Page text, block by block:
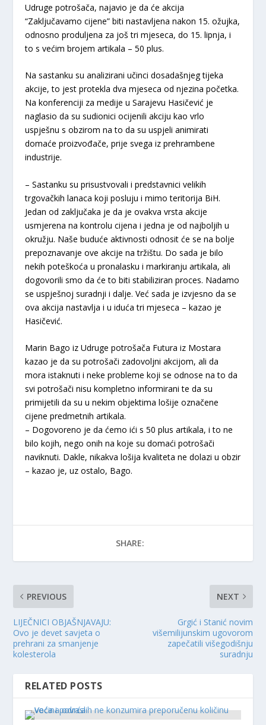
Udruge potrošača, najavio je da će akcija
“Zaključavamo cijene” biti nastavljena nakon 15. ožujka,
odnosno produljena za još tri mjeseca, do 15. lipnja, i
to s većim brojem artikala – 50 plus.
Na sastanku su analizirani učinci dosadašnjeg tijeka
akcije, to jest protekla dva mjeseca od njezina početka.
Na konferenciji za medije u Sarajevu Hasičević je
naglasio da su sudionici ocijenili akciju kao vrlo
uspješnu s obzirom na to da su uspjeli animirati
domaće proizvođače, prije svega iz prehrambene
industrije.
– Sastanku su prisustvovali i predstavnici velikih
trgovačkih lanaca koji posluju i mimo teritorija BiH.
Jedan od zaključaka je da je ovakva vrsta akcije
usmjerena na kontrolu cijena i jedna je od najboljih u
okružju. Naše buduće aktivnosti odnosit će se na bolje
prepoznavanje ove akcije na tržištu. Do sada je bilo
nekih poteškoća u pronalasku i markiranju artikala, ali
dogovorili smo da će to biti stabiliziran proces. Nadamo
se uspješnoj suradnji i dalje. Već sada je izvjesno da se
ova akcija nastavlja i u iduća tri mjeseca – kazao je
Hasičević.
Marin Bago iz Udruge potrošača Futura iz Mostara
kazao je da su potrošači zadovoljni akcijom, ali da
mora istaknuti i neke probleme koji se odnose na to da
svi potrošači nisu kompletno informirani te da su
primijetili da su u nekim objektima lošije označene
cijene predmetnih artikala.
– Dogovoreno je da ćemo ići s 50 plus artikala, i to ne
bilo kojih, nego onih na koje su domaći potrošači
naviknuti. Dakle, nikakva lošija kvaliteta ne dolazi u obzir
– kazao je, uz ostalo, Bago.
SHARE:
PREVIOUS
LIJEČNICI OBJAŠNJAVAJU:
Ovo je devet savjeta o
prehrani za smanjenje
kolesterola
NEXT
Grgić i Stanić novim
višemilijunskim ugovorom
zapečatili višegodišnju
suradnju
RELATED POSTS